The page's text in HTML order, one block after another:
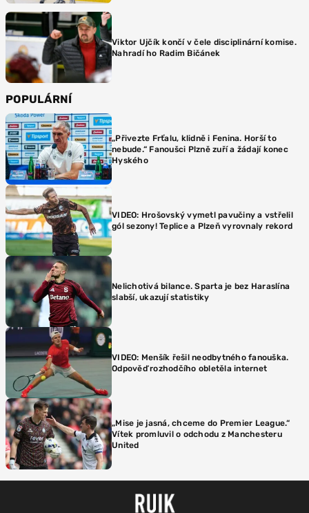
Viktor Ujčík končí v čele disciplinární komise.
Nahradí ho Radim Bičánek
POPULÁRNÍ
„Přivezte Frťalu, klidně i Fenina. Horší to
nebude.“ Fanoušci Plzně zuří a žádají konec
Hyského
VIDEO: Hrošovský vymetl pavučiny a vstřelil
gól sezony! Teplice a Plzeň vyrovnaly rekord
Nelichotivá bilance. Sparta je bez Haraslína
slabší, ukazují statistiky
VIDEO: Menšík řešil neodbytného fanouška.
Odpověď rozhodčího obletěla internet
„Mise je jasná, chceme do Premier League.“
Vítek promluvil o odchodu z Manchesteru
United